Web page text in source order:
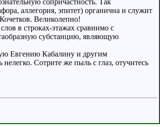
сопричастность. Так
аллегория, эпитет) органична и служит
Великолепно!
в строках-этажах сравнимо с
субстанцию, являющую
Евгению Кабалину и другим
Сотрите же пыль с глаз, отучитесь